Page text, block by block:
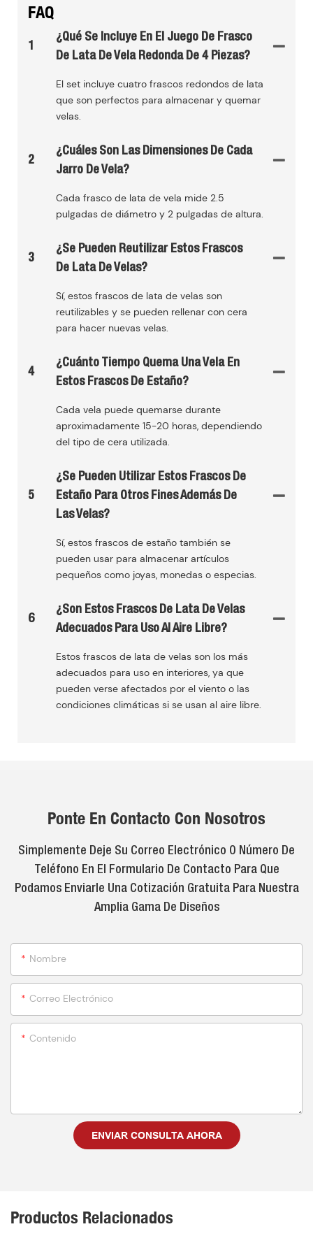
FAQ
1
¿Qué Se Incluye En El Juego De Frasco
De Lata De Vela Redonda De 4 Piezas?
El set incluye cuatro frascos redondos de lata
que son perfectos para almacenar y quemar
velas.
2
¿Cuáles Son Las Dimensiones De Cada
Jarro De Vela?
Cada frasco de lata de vela mide 2.5
pulgadas de diámetro y 2 pulgadas de altura.
3
¿Se Pueden Reutilizar Estos Frascos
De Lata De Velas?
Sí, estos frascos de lata de velas son
reutilizables y se pueden rellenar con cera
para hacer nuevas velas.
4
¿Cuánto Tiempo Quema Una Vela En
Estos Frascos De Estaño?
Cada vela puede quemarse durante
aproximadamente 15-20 horas, dependiendo
del tipo de cera utilizada.
5
¿Se Pueden Utilizar Estos Frascos De
Estaño Para Otros Fines Además De
Las Velas?
Sí, estos frascos de estaño también se
pueden usar para almacenar artículos
pequeños como joyas, monedas o especias.
6
¿Son Estos Frascos De Lata De Velas
Adecuados Para Uso Al Aire Libre?
Estos frascos de lata de velas son los más
adecuados para uso en interiores, ya que
pueden verse afectados por el viento o las
condiciones climáticas si se usan al aire libre.
Ponte En Contacto Con Nosotros
Simplemente Deje Su Correo Electrónico O Número De
Teléfono En El Formulario De Contacto Para Que
Podamos Enviarle Una Cotización Gratuita Para Nuestra
Amplia Gama De Diseños
Nombre
Correo Electrónico
Contenido
ENVIAR CONSULTA AHORA
Productos Relacionados